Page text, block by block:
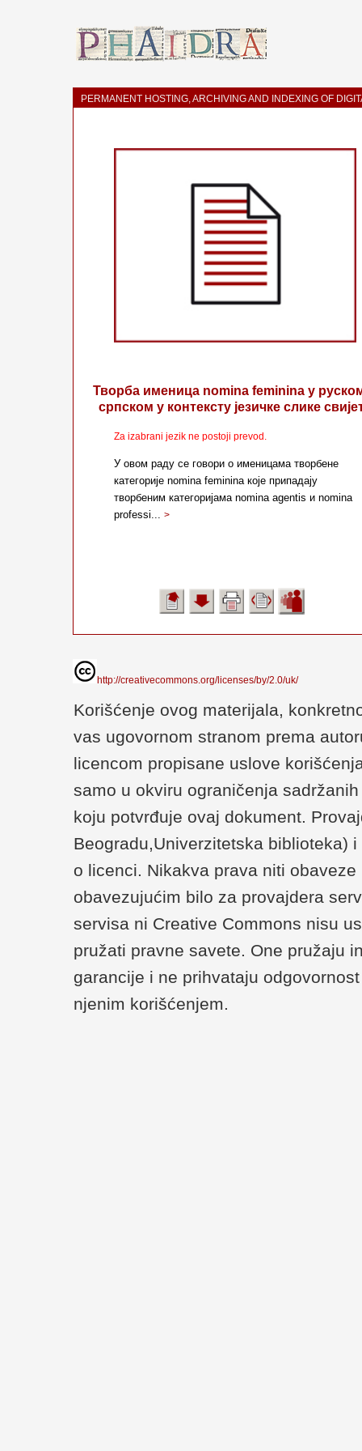
PERMANENT HOSTING, ARCHIVING AND INDEXING OF
Творба именица nomina feminina у
српском у контексту језичке слике
Za izabrani jezik ne postoji prevod.
У овом раду се говори о именицама творбене
категорије nomina feminina које припадају
творбеним категоријама nomina agentis и nomina
professi... >
http://creativecommons.org/licenses/by/2.0/uk/
Korišćenje ovog materijala,
vas ugovornom stranom prema
licencom propisane uslove
samo u okviru ograničenja
koju potvrđuje ovaj dokument.
Beogradu,Univerzitetska biblioteka)
o licenci. Nikakva prava niti
obavezujućim bilo za provajdera
servisa ni Creative Commons nisu
pružati pravne savete. One pružaju
garancije i ne prihvataju
njenim korišćenjem.